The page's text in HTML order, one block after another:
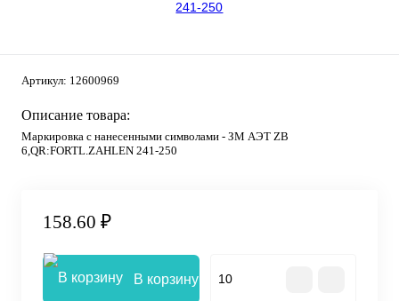
Артикул: 12600969
Описание товара:
Маркировка с нанесенными символами - ЗМ АЭТ ZB
6,QR:FORTL.ZAHLEN 241-250
158.60 ₽
В корзину